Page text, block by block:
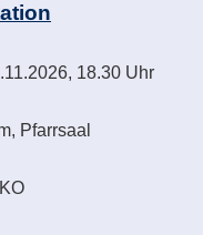
18.30 Uhr
Pfarrsaal